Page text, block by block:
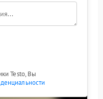
Testo, Вы